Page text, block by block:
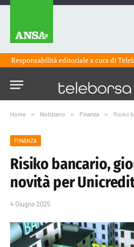
Responsabilità editoriale a cura di
Home » Notiziario » Finanza » Risiko
FINANZA
Risiko bancario,
novità per
4 Giugno 2025